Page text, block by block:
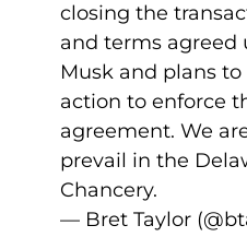
closing the
and terms agreed
Musk and plans
action to enforce
agreement. We
prevail in the
Chancery.
— Bret Taylor